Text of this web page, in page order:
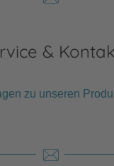
&
zu unseren